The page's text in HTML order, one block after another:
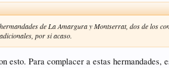
de La Amargura y Montserrat, dos de los
por si acaso.
esto. Para complacer a estas